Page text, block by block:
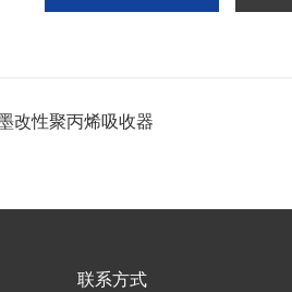
改性聚丙烯吸收器
联系方式